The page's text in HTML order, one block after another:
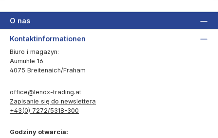
O nas
Kontaktinformationen
Biuro i magazyn:
Aumühle 16
4075 Breitenaich/Fraham
office@lenox-trading.at
Zapisanie się do newslettera
+43(0) 7272/5318-300
Godziny otwarcia: